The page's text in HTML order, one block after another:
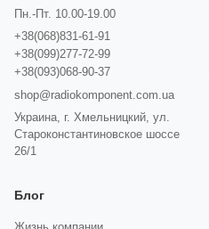
Пн.-Пт. 10.00-19.00
+38(068)831-61-91
+38(099)277-72-99
+38(093)068-90-37
shop@radiokomponent.com.ua
Украина, г. Хмельницкий, ул.
Староконстантиновское шоссе
26/1
Блог